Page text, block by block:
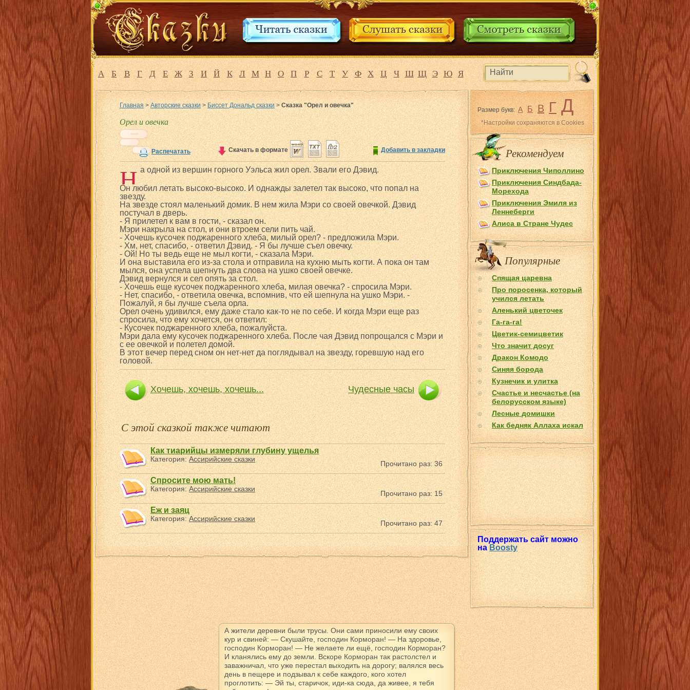
А Б В Г Д Е Ж З И Й К Л М Н О П Р С Т У Ф Х Ц Ч Ш Щ Э Ю Я
Размер букв: А Б В Г Д
*Настройки сохраняются в Cookies
Рекомендуем
Приключения Чиполлино
Приключения Синдбада-
Морехода
Приключения Эмиля из
Лeннеберги
Алиса в Стране Чудес
Популярные
Спящая царевна
Про поросенка, который
учился летать
Аленький цветочек
Га-га-га!
Цветик-семицветик
Что значит досуг
Дракон Комодо
Синяя борода
Кузнечик и улитка
Счастье и несчастье (на
белорусском языке)
Лесные домишки
Как бедняк Аллаха искал
Поддержать сайт можно
наBoosty
Главная >Авторские сказки>Биссет Дональд сказки>Сказка "Орел и овечка"
Орел и овечка
Распечатать Добавить в закладки
Скачать в формате
Н а одной из вершин горного Уэльса жил орел. Звали его Дэвид.
Он любил летать высоко-высоко. И однажды залетел так высоко, что попал на
звезду.
На звезде стоял маленький домик. В нем жила Мэри со своей овечкой. Дэвид
постучал в дверь.
- Я прилетел к вам в гости, - сказал он.
Мэри накрыла на стол, и они втроем сели пить чай.
- Хочешь кусочек поджаренного хлеба, милый орел? - предложила Мэри.
- Хм, нет, спасибо, - ответил Дэвид. - Я бы лучше съел овечку.
- Ой! Но ты ведь еще не мыл когти, - сказала Мэри.
И она выставила его из-за стола и отправила на кухню мыть когти. А пока он там
мылся, она успела шепнуть два слова на ушко своей овечке.
Дэвид вернулся и сел опять за стол.
- Хочешь еще кусочек поджаренного хлеба, милая овечка? - спросила Мэри.
- Нет, спасибо, - ответила овечка, вспомнив, что ей шепнула на ушко Мэри. -
Пожалуй, я бы лучше съела орла.
Орел очень удивился, ему даже стало как-то не по себе. И когда Мэри еще раз
спросила, что ему хочется, он ответил:
- Кусочек поджаренного хлеба, пожалуйста.
Мэри дала ему кусочек поджаренного хлеба. После чая Дэвид попрощался с Мэри и
с ее овечкой и полетел домой.
В этот вечер перед сном он нет-нет да поглядывал на звезду, горевшую над его
головой.
Хочешь, хочешь, хочешь... Чудесные часы
С этой сказкой также читают
Как тиарийцы измеряли глубину ущелья
Категория:Ассирийские сказки
Прочитано раз: 36
Спросите мою мать!
Категория:Ассирийские сказки
Прочитано раз: 15
Еж и заяц
Категория:Ассирийские сказки
Прочитано раз: 47
А жители деревни были трусы. Они сами приносили ему своих
кур и свиней: — Скушайте, господин Корморан! — На здоровье,
господин Корморан! — Не желаете ли ещё, господин Корморан?
И кланялись ему до земли. Вскоре Корморан так растолстел и
заважничал, что уже перестал выходить на дорогу; валялся весь
день в пещере и подзывал к себе каждого, кого хотел
проглотить: — Эй ты, старичок, иди-ка сюда, да живее, я тебя